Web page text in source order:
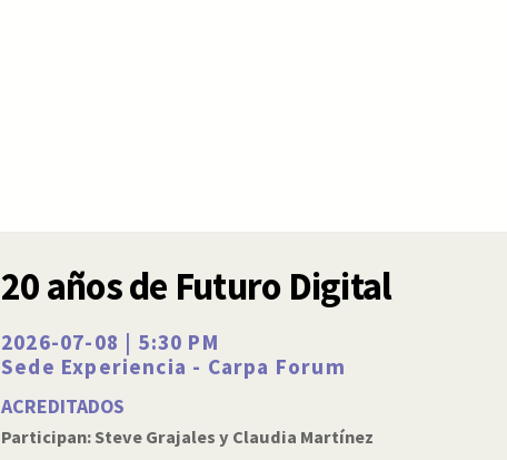
20 años de Futuro Digital
2026-07-08 | 5:30 PM
Sede Experiencia - Carpa Forum
ACREDITADOS
Participan: Steve Grajales y Claudia Martínez